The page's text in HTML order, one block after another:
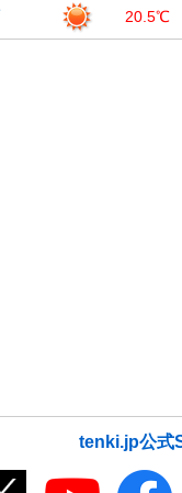
20.5℃
tenki.jp公式